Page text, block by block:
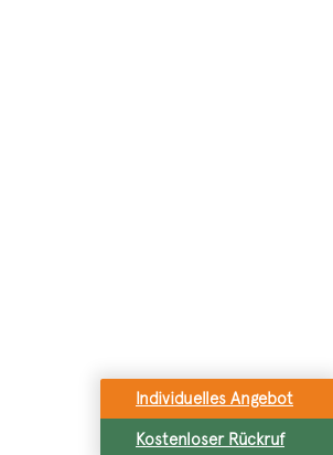
Individuelles Angebot
Kostenloser Rückruf